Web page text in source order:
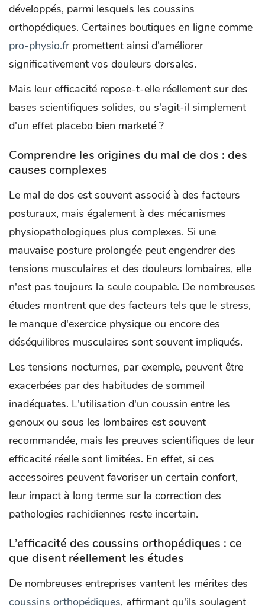
développés, parmi lesquels les coussins
orthopédiques. Certaines boutiques en ligne comme
pro-physio.frpromettent ainsi d'améliorer
significativement vos douleurs dorsales.
Mais leur efficacité repose-t-elle réellement sur des
bases scientifiques solides, ou s'agit-il simplement
d'un effet placebo bien marketé ?
Comprendre les origines du mal de dos : des
causes complexes
Le mal de dos est souvent associé à des facteurs
posturaux, mais également à des mécanismes
physiopathologiques plus complexes. Si une
mauvaise posture prolongée peut engendrer des
tensions musculaires et des douleurs lombaires, elle
n'est pas toujours la seule coupable. De nombreuses
études montrent que des facteurs tels que le stress,
le manque d'exercice physique ou encore des
déséquilibres musculaires sont souvent impliqués.
Les tensions nocturnes, par exemple, peuvent être
exacerbées par des habitudes de sommeil
inadéquates. L'utilisation d'un coussin entre les
genoux ou sous les lombaires est souvent
recommandée, mais les preuves scientifiques de leur
efficacité réelle sont limitées. En effet, si ces
accessoires peuvent favoriser un certain confort,
leur impact à long terme sur la correction des
pathologies rachidiennes reste incertain.
L’efficacité des coussins orthopédiques : ce
que disent réellement les études
De nombreuses entreprises vantent les mérites des
coussins orthopédiques, affirmant qu'ils soulagent